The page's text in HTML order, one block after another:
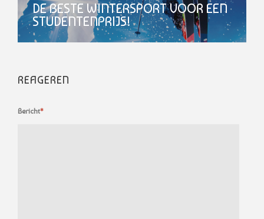
DE BESTE WINTERSPORT VOOR EEN
STUDENTENPRIJS!
REAGEREN
Bericht*